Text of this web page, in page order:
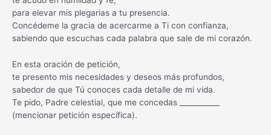
para elevar mis plegarias a tu presencia.
Concédeme la gracia de acercarme a Ti con confianza,
sabiendo que escuchas cada palabra que sale de mi corazón.
En esta oración de petición,
te presento mis necesidades y deseos más profundos,
sabedor de que Tú conoces cada detalle de mi vida.
Te pido, Padre celestial, que me concedas ___________
(mencionar petición específica).